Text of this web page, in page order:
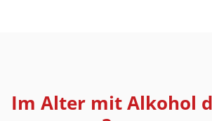
Im Alter mit Alkohol